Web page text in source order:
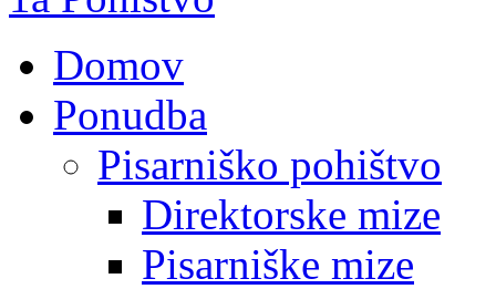
Domov
Ponudba
Pisarniško pohištvo
Direktorske mize
Pisarniške mize